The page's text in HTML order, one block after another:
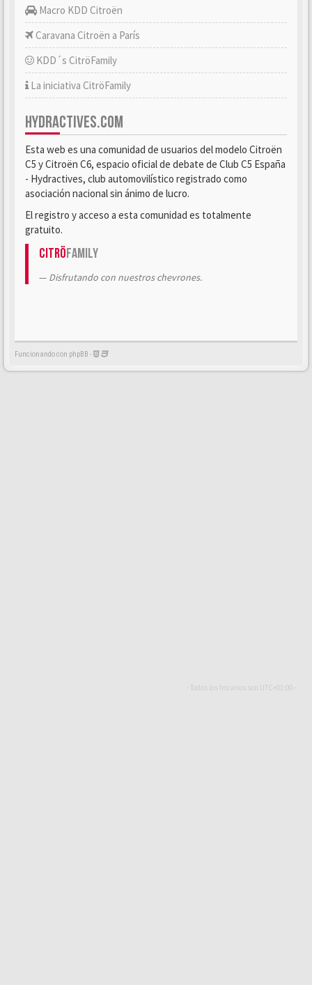
Macro KDD Citroën
Caravana Citroën a París
KDD´s CitröFamily
La iniciativa CitröFamily
HYDRACTIVES.COM
Esta web es una comunidad de usuarios del modelo Citroën
C5 y Citroën C6, espacio oficial de debate de Club C5 España
- Hydractives, club automovilístico registrado como
asociación nacional sin ánimo de lucro.
El registro y acceso a esta comunidad es totalmente
gratuito.
CitröFamily
Disfrutando con nuestros chevrones.
Funcionando con phpBB -
- Todos los horarios son UTC+01:00